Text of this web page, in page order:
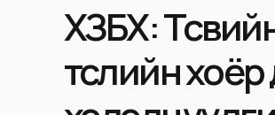
ХЗБХ:
төслийн